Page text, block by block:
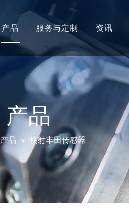
产品
进气压力传感器
机油位置传感器
方向盘转角传感器
尾气温度传感器
差压传感器
电热插头传感器
服务与定制 资讯
产品
产品 » 映射丰田传感器